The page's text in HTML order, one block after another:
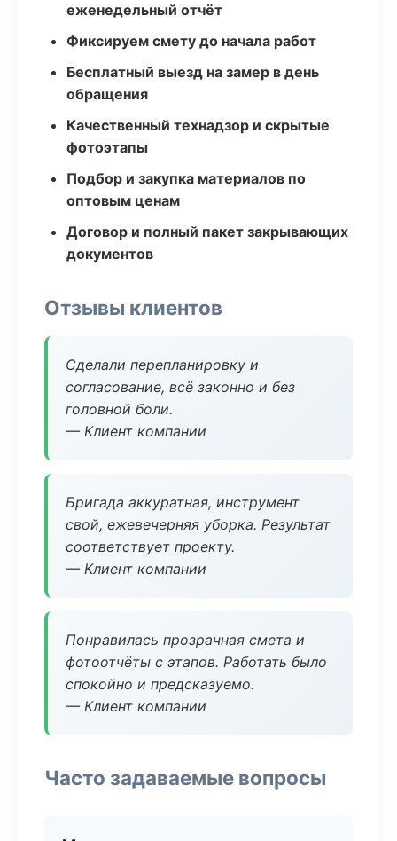
еженедельный отчёт
Фиксируем смету до начала работ
Бесплатный выезд на замер в день
обращения
Качественный технадзор и скрытые
фотоэтапы
Подбор и закупка материалов по
оптовым ценам
Договор и полный пакет закрывающих
документов
Отзывы клиентов
Сделали перепланировку и
согласование, всё законно и без
головной боли.
— Клиент компании
Бригада аккуратная, инструмент
свой, ежевечерняя уборка. Результат
соответствует проекту.
— Клиент компании
Понравилась прозрачная смета и
фотоотчёты с этапов. Работать было
спокойно и предсказуемо.
— Клиент компании
Часто задаваемые вопросы